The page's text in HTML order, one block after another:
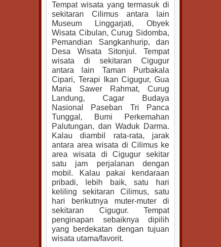
Tempat wisata yang termasuk di
sekitaran Cilimus antara lain
Museum Linggarjati, Obyek
Wisata Cibulan, Curug Sidomba,
Pemandian Sangkanhurip, dan
Desa Wisata Sitonjul. Tempat
wisata di sekitaran Cigugur
antara lain Taman Purbakala
Cipari, Terapi Ikan Cigugur, Gua
Maria Sawer Rahmat, Curug
Landung, Cagar Budaya
Nasional Paseban Tri Panca
Tunggal, Bumi Perkemahan
Palutungan, dan Waduk Darma.
Kalau diambil rata-rata, jarak
antara area wisata di Cilimus ke
area wisata di Cigugur sekitar
satu jam perjalanan dengan
mobil. Kalau pakai kendaraan
pribadi, lebih baik, satu hari
keliling sekitaran Cilimus, satu
hari berikutnya muter-muter di
sekitaran Cigugur. Tempat
penginapan sebaiknya dipilih
yang berdekatan dengan tujuan
wisata utama/favorit.